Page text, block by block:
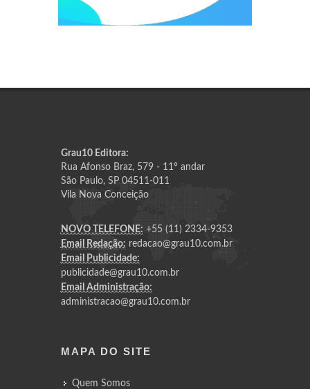
Grau10 Editora:
Rua Afonso Braz, 579 - 11º andar
São Paulo, SP 04511-011
Vila Nova Conceição
NOVO TELEFONE: +55 (11) 2334-9353
Email Redação: redacao@grau10.com.br
Email Publicidade:
publicidade@grau10.com.br
Email Administração:
administracao@grau10.com.br
MAPA DO SITE
Quem Somos